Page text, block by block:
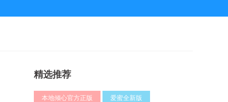
精选推荐
本地倾心官方正版 爱蜜全新版